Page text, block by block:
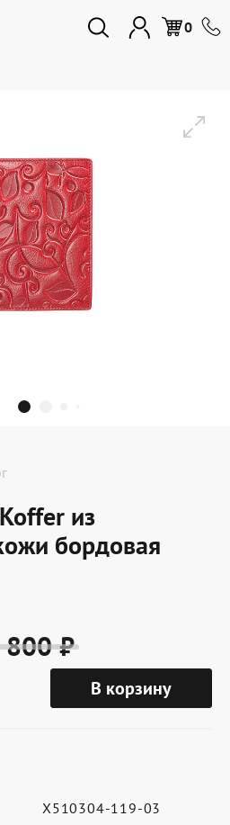
0
Избранное
из
бордовая
₽
В корзину
X510304-119-03